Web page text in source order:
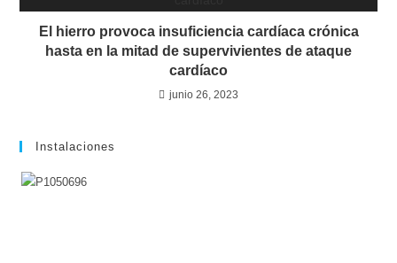
El hierro provoca insuficiencia cardíaca crónica
hasta en la mitad de supervivientes de ataque
cardíaco
junio 26, 2023
Instalaciones